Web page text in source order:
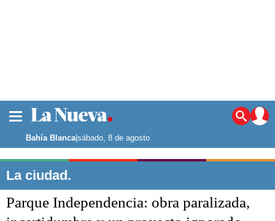
Noticias
La ciudad
Punta Alta
El mundo
Bahía Blanca|sábado, 8 de agosto
La ciudad.
Parque Independencia: obra paralizada,